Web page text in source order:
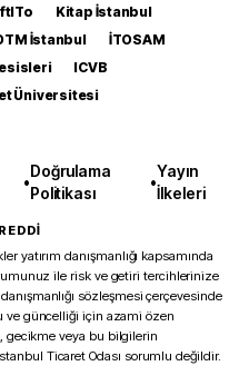
Kitap İstanbul
İstanbul
İTOSAM
ICVB
Üniversitesi
•
Doğrulama
Politikası
•
Yayın
İlkeleri
yatırım danışmanlığı kapsamında
ile risk ve getiri tercihlerinize
sözleşmesi çerçevesinde
ve güncelliği için azami özen
gecikme veya bu bilgilerin
Ticaret Odası sorumlu değildir.